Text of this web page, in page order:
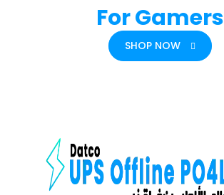
For Gamers
SHOP NOW